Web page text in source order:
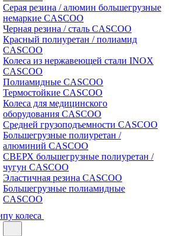
Серая резина / алюмин большегрузные
немаркие CASCOO
Черная резина / сталь CASCOO
Красный полиуретан / полиамид
CASCOO
Колеса из нержавеющей стали INOX
CASCOO
Полиамидные CASCOO
Термостойкие CASCOO
Колеса для медицинского
оборудования CASCOO
Средней грузоподъемности CASCOO
Большегрузные полиуретан /
алюминий CASCOO
СВЕРХ большегрузные полиуретан /
чугун CASCOO
Эластичная резина CASCOO
Большегрузные полиамидные
CASCOO
колеса